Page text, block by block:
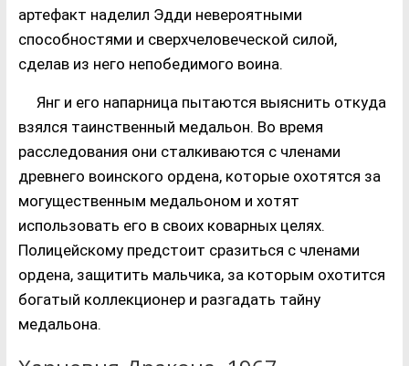
артефакт наделил Эдди невероятными
способностями и сверхчеловеческой силой,
сделав из него непобедимого воина.
Янг и его напарница пытаются выяснить откуда
взялся таинственный медальон. Во время
расследования они сталкиваются с членами
древнего воинского ордена, которые охотятся за
могущественным медальоном и хотят
использовать его в своих коварных целях.
Полицейскому предстоит сразиться с членами
ордена, защитить мальчика, за которым охотится
богатый коллекционер и разгадать тайну
медальона.